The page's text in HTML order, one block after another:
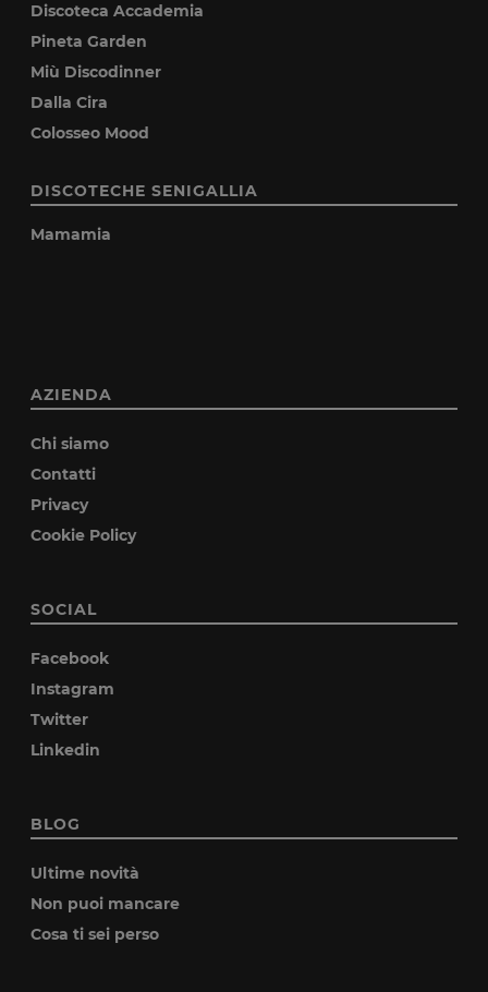
Discoteca Accademia
Pineta Garden
Miù Discodinner
Dalla Cira
Colosseo Mood
DISCOTECHE SENIGALLIA
Mamamia
AZIENDA
Chi siamo
Contatti
Privacy
Cookie Policy
SOCIAL
Facebook
Instagram
Twitter
Linkedin
BLOG
Ultime novità
Non puoi mancare
Cosa ti sei perso